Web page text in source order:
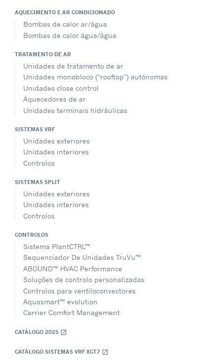
AQUECIMENTO E AR CONDICIONADO
Bombas de calor ar/água
Bombas de calor água/água
TRATAMENTO DE AR
Unidades de tratamento de ar
Unidades monobloco ("rooftop") autónomas
Unidades close control
Aquecedores de ar
Unidades terminais hidráulicas
SISTEMAS VRF
Unidades exteriores
Unidades interiores
Controlos
SISTEMAS SPLIT
Unidades exteriores
Unidades interiores
Controlos
CONTROLOS
Sistema PlantCTRL™
Sequenciador De Unidades TruVu™
ABOUND™ HVAC Performance
Soluções de controlo personalizadas
Controlos para ventiloconvectores
Aquasmart™ evolution
Carrier Comfort Management
CATÁLOGO 2025 open_in_new
CATÁLOGO SISTEMAS VRF XCT7 open_in_new